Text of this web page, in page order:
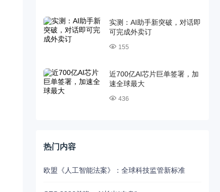
实测：AI助手新突破，对话即
可完成外卖订
155
近700亿AI芯片巨单签署，加
速全球最大
436
热门内容
欧盟《人工智能法案》：全球科技监管新标准